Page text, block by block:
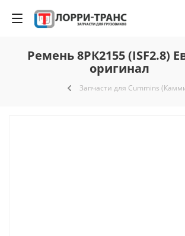
Ремень 8РК2155 (ISF2.8)
оригинал
Запчасти для Cummins